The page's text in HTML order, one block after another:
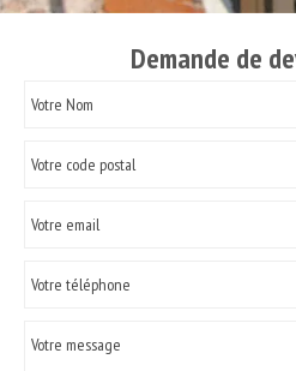
Demande de